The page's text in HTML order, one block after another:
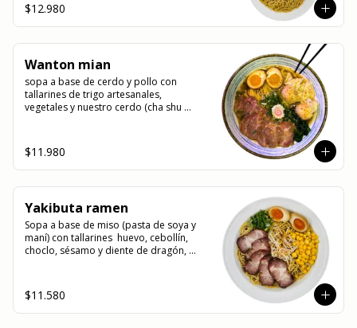
$12.980
Wanton mian
sopa a base de cerdo y pollo con
tallarines de trigo artesanales,
vegetales y nuestro cerdo (cha shu
$11.980
Yakibuta ramen
Sopa a base de miso (pasta de soya y
maní) con tallarines  huevo, cebollín,
choclo, sésamo y diente de dragón,
$11.580